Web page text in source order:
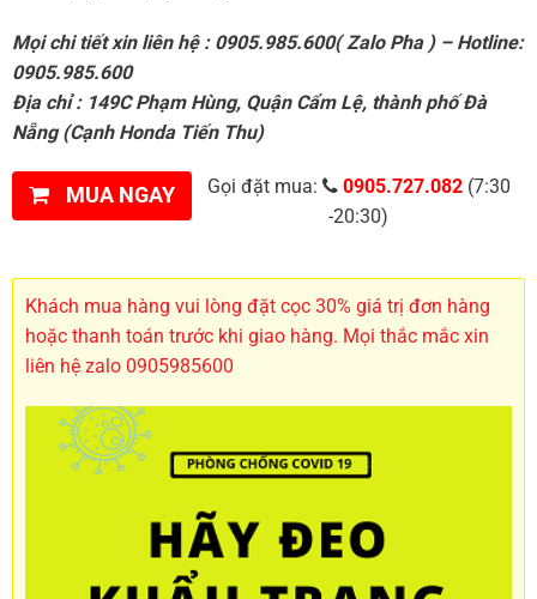
Mọi chi tiết xin liên hệ : 0905.985.600( Zalo Pha ) – Hotline:
0905.985.600
Địa chỉ : 149C Phạm Hùng, Quận Cẩm Lệ, thành phố Đà
Nẵng (Cạnh Honda Tiến Thu)
MUA NGAY Gọi đặt mua: 0905.727.082(7:30
-20:30)
Khách mua hàng vui lòng đặt cọc 30% giá trị đơn hàng
hoặc thanh toán trước khi giao hàng. Mọi thắc mắc xin
liên hệ zalo 0905985600